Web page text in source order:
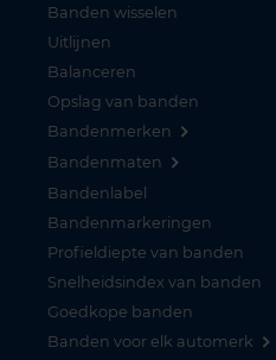
Banden wisselen
Uitlijnen
Balanceren
Opslag van banden
Bandenmerken
Bandenmaten
Bandenlabel
Bandenmarkeringen
Profieldiepte van banden
Snelheidsindex van banden
Goedkope banden
Banden voor elk automerk